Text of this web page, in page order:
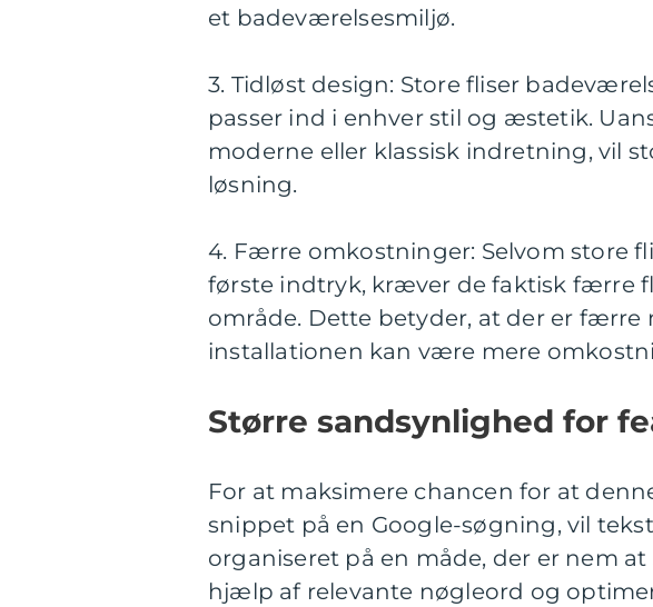
et badeværelsesmiljø.
3. Tidløst design: Store fliser
passer ind i enhver stil og æstetik.
moderne eller klassisk indretning, vil
løsning.
4. Færre omkostninger: Selvom store
første indtryk, kræver de faktisk færre
område. Dette betyder, at der er færre
installationen kan være mere
Større sandsynlighed for
For at maksimere chancen for at
snippet på en Google-søgning, vil
organiseret på en måde, der er nem
hjælp af relevante nøgleord og